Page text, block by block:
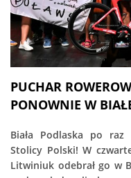
PUCHAR
PONOWNIE W
Biała Podlaska po raz
Stolicy Polski! W
Litwiniuk odebrał go w